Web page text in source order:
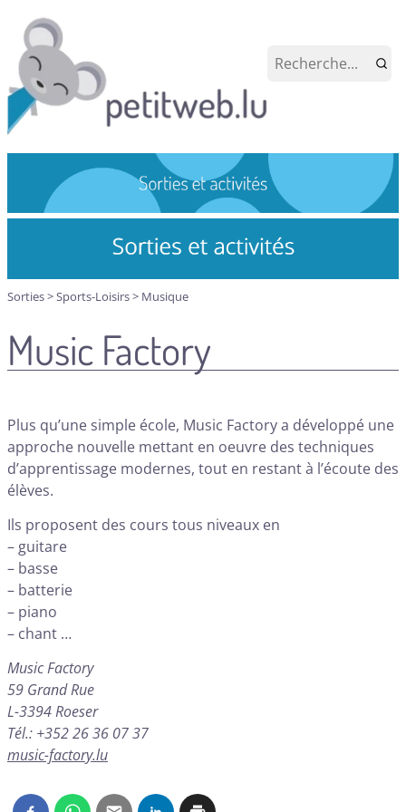
Sorties>Sports-Loisirs> Musique
Music Factory
Plus qu’une simple école, Music Factory a développé une
approche nouvelle mettant en oeuvre des techniques
d’apprentissage modernes, tout en restant à l’écoute des
élèves.
Ils proposent des cours tous niveaux en
– guitare
– basse
– batterie
– piano
– chant …
Music Factory
59 Grand Rue
L-3394 Roeser
Tél.: +352 26 36 07 37
music-factory.lu